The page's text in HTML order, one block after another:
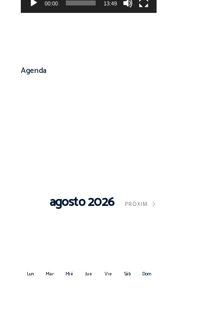
00:00 13:49
Agenda
agosto 2026 PRÒXIM
Lun Mar Mié Jue Vie Sáb Dom